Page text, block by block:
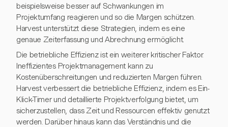
beispielsweise besser auf Schwankungen im
Projektumfang reagieren und so die Margen schützen.
Harvest unterstützt diese Strategien, indem es eine
genaue Zeiterfassung und Abrechnung ermöglicht.
Die betriebliche Effizienz ist ein weiterer kritischer Faktor.
Ineffizientes Projektmanagement kann zu
Kostenüberschreitungen und reduzierten Margen führen.
Harvest verbessert die betriebliche Effizienz, indem es Ein-
Klick-Timer und detaillierte Projektverfolgung bietet, um
sicherzustellen, dass Zeit und Ressourcen effektiv genutzt
werden. Darüber hinaus kann das Verständnis und die